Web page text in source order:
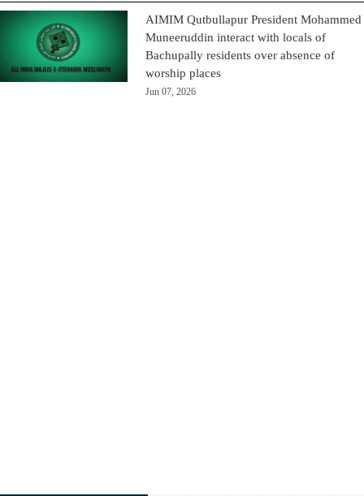
AIMIM Qutbullapur President Mohammed
Muneeruddin interact with locals of
Bachupally residents over absence of
worship places
Jun 07, 2026